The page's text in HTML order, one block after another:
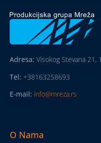
Adresa: Visokog Stevana 21,
Tel: +38163258693
E-mail: info@mreza.rs
O Nama